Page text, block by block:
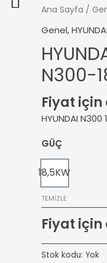
Ana Sayfa /
Genel,HYUNDAI
N300-
Fiyat için
HYUNDAI N300
GÜÇ
18,5KW
TEMIZLE
Fiyat için
Stok kodu: Yok